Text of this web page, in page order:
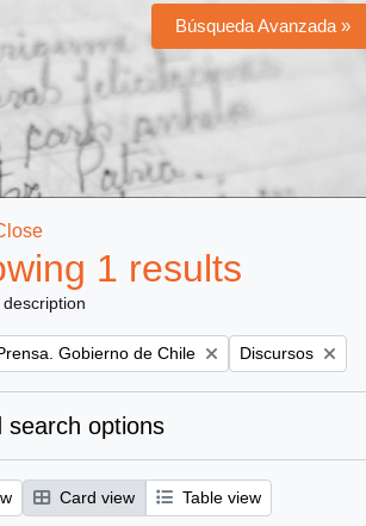
Búsqueda Avanzada »
1 results
Gobierno de Chile Remove filter:
Discursos
search options
Card view Table view